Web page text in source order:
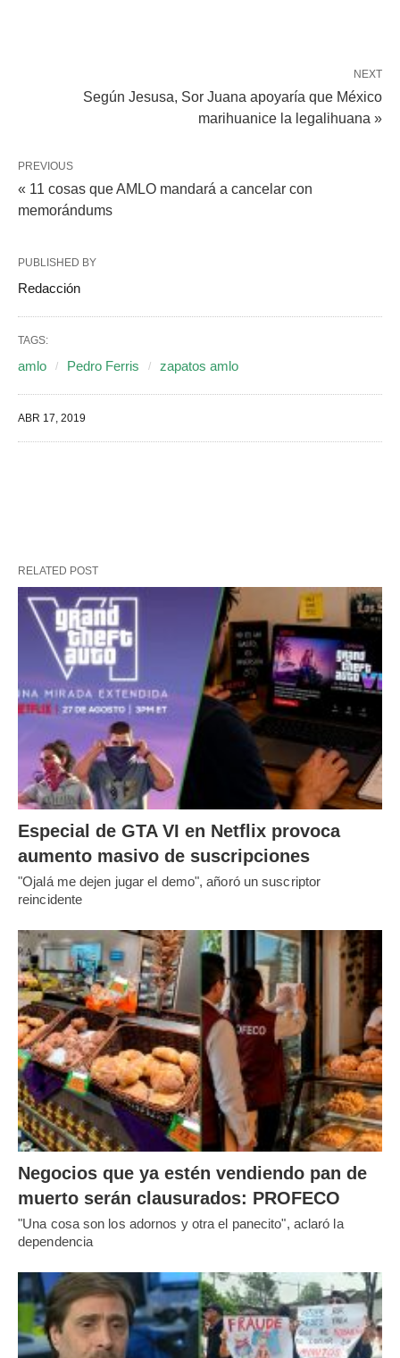
NEXT
Según Jesusa, Sor Juana apoyaría que México
marihuanice la legalihuana »
PREVIOUS
« 11 cosas que AMLO mandará a cancelar con
memorándums
PUBLISHED BY
Redacción
TAGS:
amlo Pedro Ferris zapatos amlo
ABR 17, 2019
RELATED POST
Especial de GTA VI en Netflix provoca
aumento masivo de suscripciones
"Ojalá me dejen jugar el demo", añoró un suscriptor
reincidente
Negocios que ya estén vendiendo pan de
muerto serán clausurados: PROFECO
"Una cosa son los adornos y otra el panecito", aclaró la
dependencia